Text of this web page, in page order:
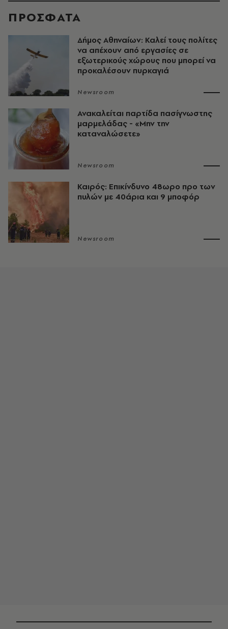
ΠΡΟΣΦΑΤΑ
Δήμος Αθηναίων: Καλεί τους πολίτες
να απέχουν από εργασίες σε
εξωτερικούς χώρους που μπορεί να
προκαλέσουν πυρκαγιά
Newsroom
Ανακαλείται παρτίδα πασίγνωστης
μαρμελάδας - «Μην την
καταναλώσετε»
Newsroom
Καιρός: Επικίνδυνο 48ωρο προ των
πυλών με 40άρια και 9 μποφόρ
Newsroom